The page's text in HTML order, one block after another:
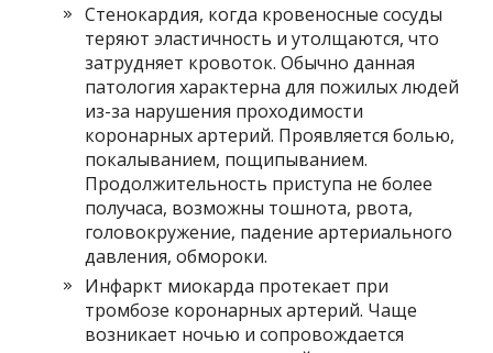
Стенокардия, когда кровеносные сосуды
теряют эластичность и утолщаются, что
затрудняет кровоток. Обычно данная
патология характерна для пожилых людей
из-за нарушения проходимости
коронарных артерий. Проявляется болью,
покалыванием, пощипыванием.
Продолжительность приступа не более
получаса, возможны тошнота, рвота,
головокружение, падение артериального
давления, обмороки.
Инфаркт миокарда протекает при
тромбозе коронарных артерий. Чаще
возникает ночью и сопровождается